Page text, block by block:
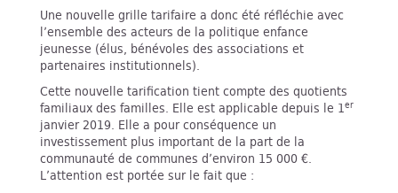
Une nouvelle grille tarifaire a donc été réfléchie avec
l’ensemble des acteurs de la politique enfance
jeunesse (élus, bénévoles des associations et
partenaires institutionnels).
Cette nouvelle tarification tient compte des quotients
familiaux des familles. Elle est applicable depuis le 1er
janvier 2019. Elle a pour conséquence un
investissement plus important de la part de la
communauté de communes d’environ 15 000 €.
L’attention est portée sur le fait que :